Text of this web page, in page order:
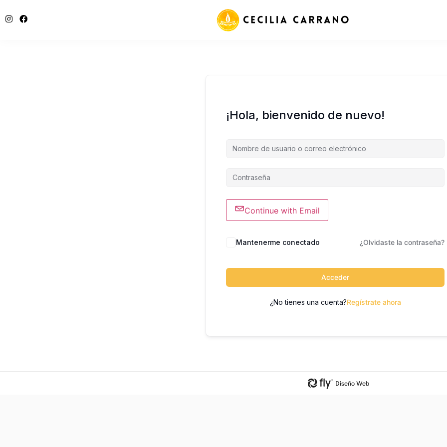
¡Hola, bienvenido de nuevo!
Continue with Email
Mantenerme conectado ¿Olvidaste la contraseña?
Acceder
¿No tienes una cuenta?Regístrate ahora
Diseño Web